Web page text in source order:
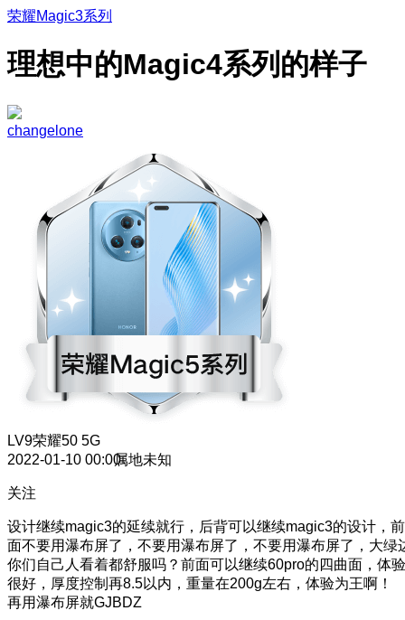
荣耀Magic3系列
理想中的Magic4系列的样子
changelone
LV9荣耀50 5G
2022-01-10 00:00属地未知
关注
设计继续magic3的延续就行，后背可以继续magic3的设计，前
面不要用瀑布屏了，不要用瀑布屏了，不要用瀑布屏了，大绿
你们自己人看着都舒服吗？前面可以继续60pro的四曲面，体验
很好，厚度控制再8.5以内，重量在200g左右，体验为王啊！
再用瀑布屏就GJBDZ